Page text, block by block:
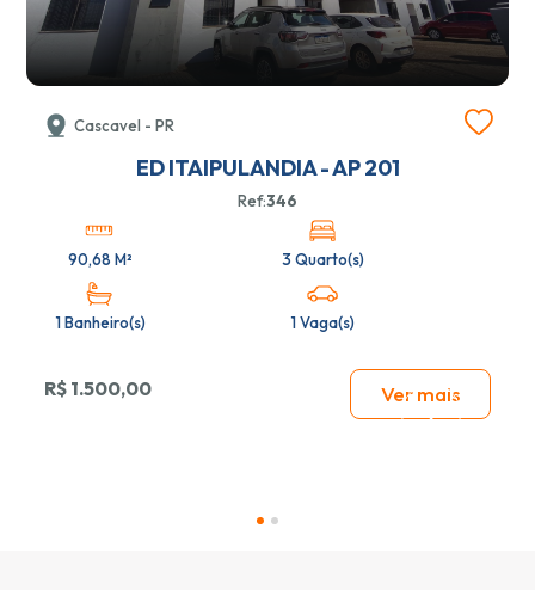
Cascavel - PR
ED ITAIPULANDIA - AP 201
Ref:346
90,68 M² 3 Quarto(s)
1 Banheiro(s) 1 Vaga(s)
R$ 1.500,00 Ver mais